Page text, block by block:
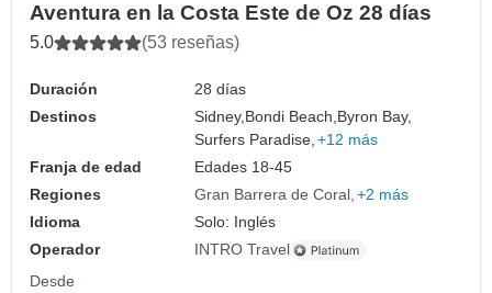
Aventura en la Costa Este de Oz 28 días
5.0 (53 reseñas)
Duración
28 días
Destinos
Sidney,Bondi Beach,Byron Bay,
Surfers Paradise, +12 más
Franja de edad
Edades 18-45
Regiones
Gran Barrera de Coral +2 más
Idioma
Solo: Inglés
Operador
INTRO Travel
Desde